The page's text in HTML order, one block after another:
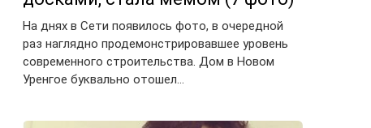
На днях в Сети появилось фото, в очередной
раз наглядно продемонстрировавшее уровень
современного строительства. Дом в Новом
Уренгое буквально отошел…